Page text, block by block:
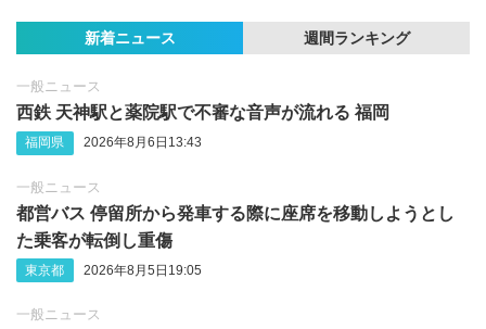
新着ニュース 週間ランキング
一般ニュース
西鉄 天神駅と薬院駅で不審な音声が流れる 福岡
福岡県 2026年8月6日13:43
一般ニュース
都営バス 停留所から発車する際に座席を移動しようとし
た乗客が転倒し重傷
東京都 2026年8月5日19:05
一般ニュース